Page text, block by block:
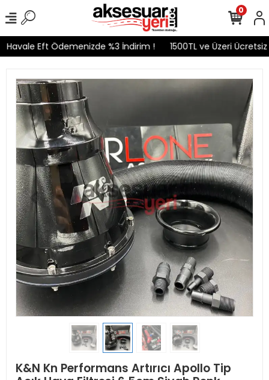
Havale Eft Ödemenizde %3 İndirim ! 1500TL ve Üzeri Ücretsiz
0
K&N Kn Performans Artırıcı Apollo Tip